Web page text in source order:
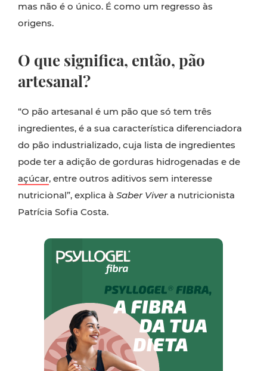
mas não é o único. É como um regresso às
origens.
O que significa, então, pão
artesanal?
“O pão artesanal é um pão que só tem três
ingredientes, é a sua característica diferenciadora
do pão industrializado, cuja lista de ingredientes
pode ter a adição de gorduras hidrogenadas e de
açúcar, entre outros aditivos sem interesse
nutricional”, explica à Saber Vivera nutricionista
Patrícia Sofia Costa.